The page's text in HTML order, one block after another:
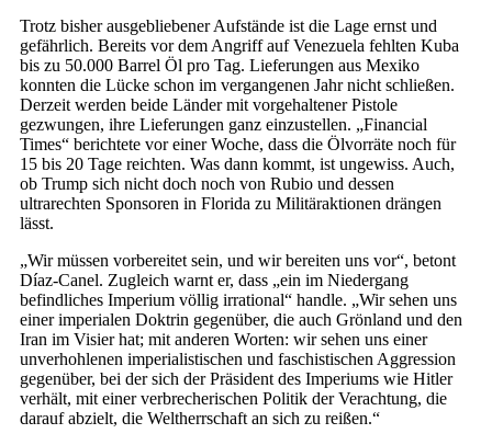
Trotz bisher ausgebliebener Aufstände ist die Lage ernst und
gefährlich. Bereits vor dem Angriff auf Venezuela fehlten Kuba
bis zu 50.000 Barrel Öl pro Tag. Lieferungen aus Mexiko
konnten die Lücke schon im vergangenen Jahr nicht schließen.
Derzeit werden beide Länder mit vorgehaltener Pistole
gezwungen, ihre Lieferungen ganz einzustellen. „Financial
Times“ berichtete vor einer Woche, dass die Ölvorräte noch für
15 bis 20 Tage reichten. Was dann kommt, ist ungewiss. Auch,
ob Trump sich nicht doch noch von Rubio und dessen
ultrarechten Sponsoren in Florida zu Militäraktionen drängen
lässt.
„Wir müssen vorbereitet sein, und wir bereiten uns vor“, betont
Díaz-Canel. Zugleich warnt er, dass „ein im Niedergang
befindliches Imperium völlig irrational“ handle. „Wir sehen uns
einer imperialen Doktrin gegenüber, die auch Grönland und den
Iran im Visier hat; mit anderen Worten: wir sehen uns einer
unverhohlenen imperialistischen und faschistischen Aggression
gegenüber, bei der sich der Präsident des Imperiums wie Hitler
verhält, mit einer verbrecherischen Politik der Verachtung, die
darauf abzielt, die Weltherrschaft an sich zu reißen.“